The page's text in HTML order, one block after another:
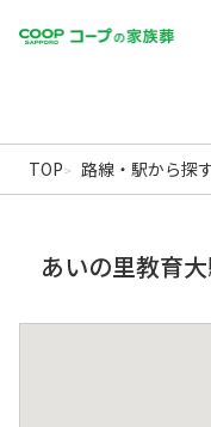
Warning: file_get_contents():
kazokusou.jp/public_html/
北海道の葬儀・
TOP 路線・駅から探
あいの里教育